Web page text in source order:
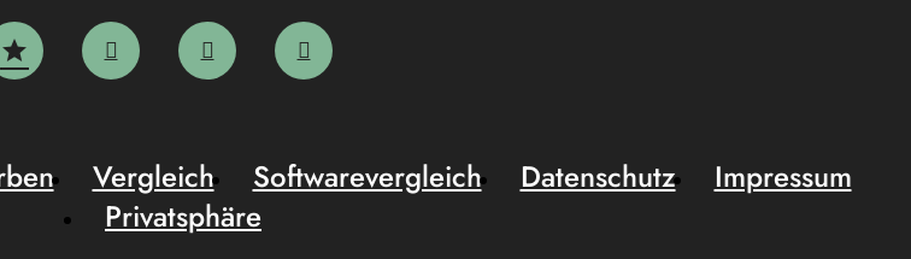
Vergleich Softwarevergleich Datenschutz
Impressum
Privatsphäre